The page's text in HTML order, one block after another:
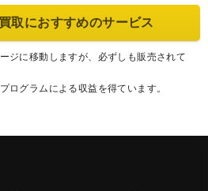
取におすすめのサービス
ジに移動しますが、必ずしも販売されて
ログラムによる収益を得ています。